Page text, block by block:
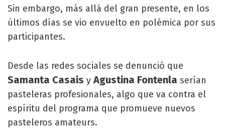
Sin embargo, más allá del gran presente, en los
últimos días se vio envuelto en polémica por sus
participantes.
Desde las redes sociales se denunció que
Samanta Casais yAgustina Fontenla serían
pasteleras profesionales, algo que va contra el
espíritu del programa que promueve nuevos
pasteleros amateurs.